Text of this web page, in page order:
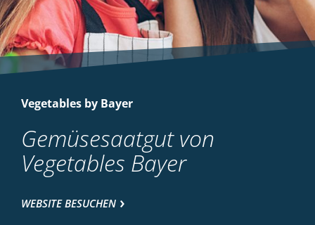
Vegetables by Bayer
Gemüsesaatgut von
Vegetables Bayer
WEBSITE BESUCHEN